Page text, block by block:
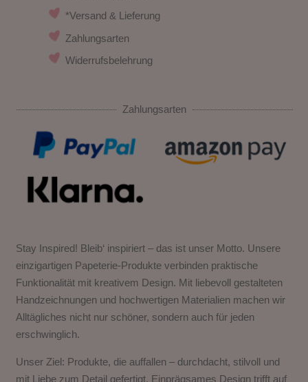
*Versand & Lieferung
Zahlungsarten
Widerrufsbelehrung
Zahlungsarten
Stay Inspired! Bleib‘ inspiriert – das ist unser Motto. Unsere
einzigartigen Papeterie-Produkte verbinden praktische
Funktionalität mit kreativem Design. Mit liebevoll gestalteten
Handzeichnungen und hochwertigen Materialien machen wir
Alltägliches nicht nur schöner, sondern auch für jeden
erschwinglich.
Unser Ziel: Produkte, die auffallen – durchdacht, stilvoll und
mit Liebe zum Detail gefertigt. Einprägsames Design trifft auf